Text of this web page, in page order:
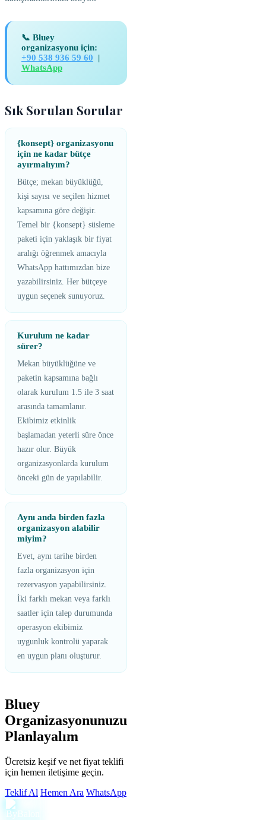
📞 Bluey
organizasyonu için:
+90 538 936 59 60 |
WhatsApp
Sık Sorulan Sorular
{konsept} organizasyonu
için ne kadar bütçe
ayırmalıyım?
Bütçe; mekan büyüklüğü,
kişi sayısı ve seçilen hizmet
kapsamına göre değişir.
Temel bir {konsept} süsleme
paketi için yaklaşık bir fiyat
aralığı öğrenmek amacıyla
WhatsApp hattımızdan bize
yazabilirsiniz. Her bütçeye
uygun seçenek sunuyoruz.
Kurulum ne kadar
sürer?
Mekan büyüklüğüne ve
paketin kapsamına bağlı
olarak kurulum 1.5 ile 3 saat
arasında tamamlanır.
Ekibimiz etkinlik
başlamadan yeterli süre önce
hazır olur. Büyük
organizasyonlarda kurulum
önceki gün de yapılabilir.
Aynı anda birden fazla
organizasyon alabilir
miyim?
Evet, aynı tarihe birden
fazla organizasyon için
rezervasyon yapabilirsiniz.
İki farklı mekan veya farklı
saatler için talep durumunda
operasyon ekibimiz
uygunluk kontrolü yaparak
en uygun planı oluşturur.
Bluey
Organizasyonunuzu
Planlayalım
Ücretsiz keşif ve net fiyat teklifi
için hemen iletişime geçin.
Teklif Al Hemen Ara WhatsApp